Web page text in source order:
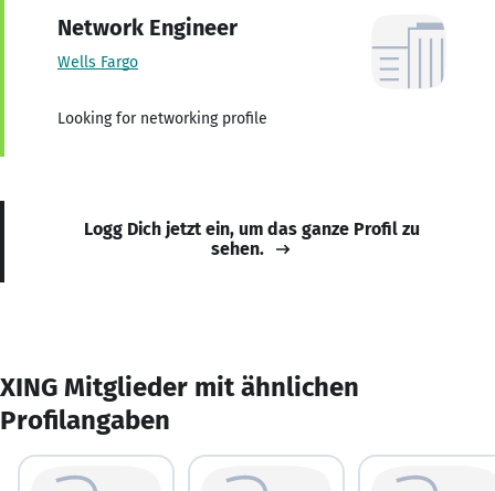
Network Engineer
Wells Fargo
Looking for networking profile
Logg Dich jetzt ein, um das ganze Profil zu
sehen.
XING Mitglieder mit ähnlichen
Profilangaben